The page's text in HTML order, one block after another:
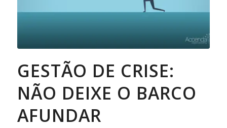
GESTÃO DE CRISE:
NÃO DEIXE O BARCO
AFUNDAR